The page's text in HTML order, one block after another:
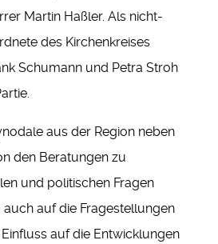
Martin Haßler. Als nicht-
des Kirchenkreises
Schumann und Petra Stroh
aus der Region neben
den Beratungen zu
und politischen Fragen
auf die Fragestellungen
auf die Entwicklungen